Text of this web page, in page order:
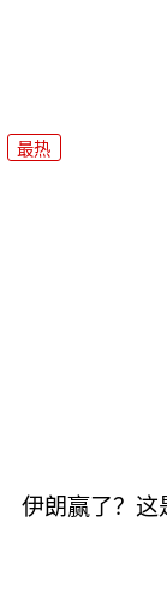
最热
伊朗赢了？这